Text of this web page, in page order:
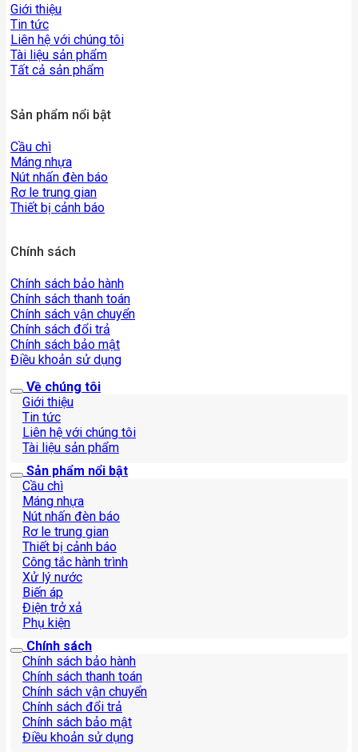
Giới thiệu
Tin tức
Liên hệ với chúng tôi
Tài liệu sản phẩm
Tất cả sản phẩm
Sản phẩm nổi bật
Cầu chì
Máng nhựa
Nút nhấn đèn báo
Rơ le trung gian
Thiết bị cảnh báo
Chính sách
Chính sách bảo hành
Chính sách thanh toán
Chính sách vận chuyển
Chính sách đổi trả
Chính sách bảo mật
Điều khoản sử dụng
Về chúng tôi
Giới thiệu
Tin tức
Liên hệ với chúng tôi
Tài liệu sản phẩm
Sản phẩm nổi bật
Cầu chì
Máng nhựa
Nút nhấn đèn báo
Rơ le trung gian
Thiết bị cảnh báo
Công tắc hành trình
Xử lý nước
Biến áp
Điện trở xả
Phụ kiện
Chính sách
Chính sách bảo hành
Chính sách thanh toán
Chính sách vận chuyển
Chính sách đổi trả
Chính sách bảo mật
Điều khoản sử dụng